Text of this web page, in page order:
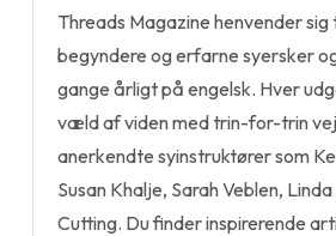
Threads Magazine henvender sig
begyndere og erfarne syersker
gange årligt på engelsk. Hver
væld af viden med trin-for-trin
anerkendte syinstruktører som
Susan Khalje, Sarah Veblen,
Cutting. Du finder inspirerende